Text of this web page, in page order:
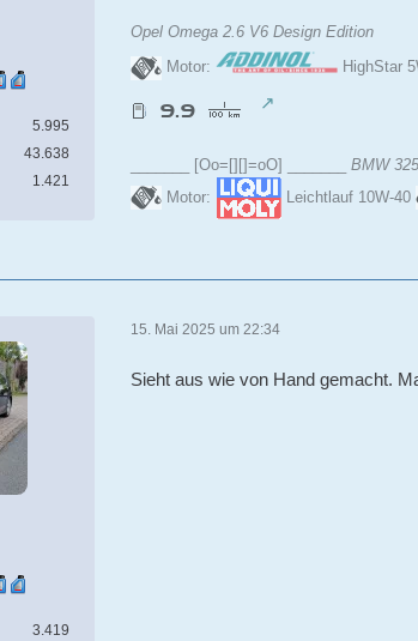
5.995
43.638
1.421
Opel Omega 2.6 V6 Design Edition
Motor: HighStar
_______ [Oo=[][]=oO] _______ BMW
Motor:
Leichtlauf 10W-40
3.419
15. Mai 2025 um 22:34
Sieht aus wie von Hand gemacht.